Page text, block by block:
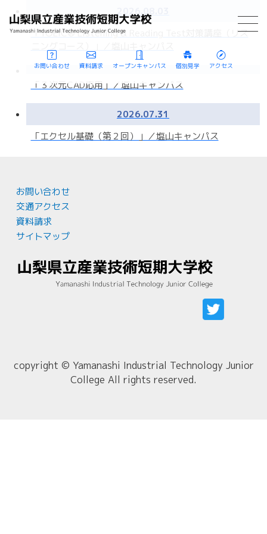
お問い合わせ 資料請求 オープンキャンパス 個別見学 アクセス
2026.08.03
「TOEIC® Listening & Reading Test対策講座（リス
「３次元CAD応用」／塩山キャンパス
2026.07.31
「エクセル基礎（第２回）」／塩山キャンパス
お問い合わせ
交通アクセス
資料請求
サイトマップ
copyright © Yamanashi Industrial Technology Junior
College All rights reserved.